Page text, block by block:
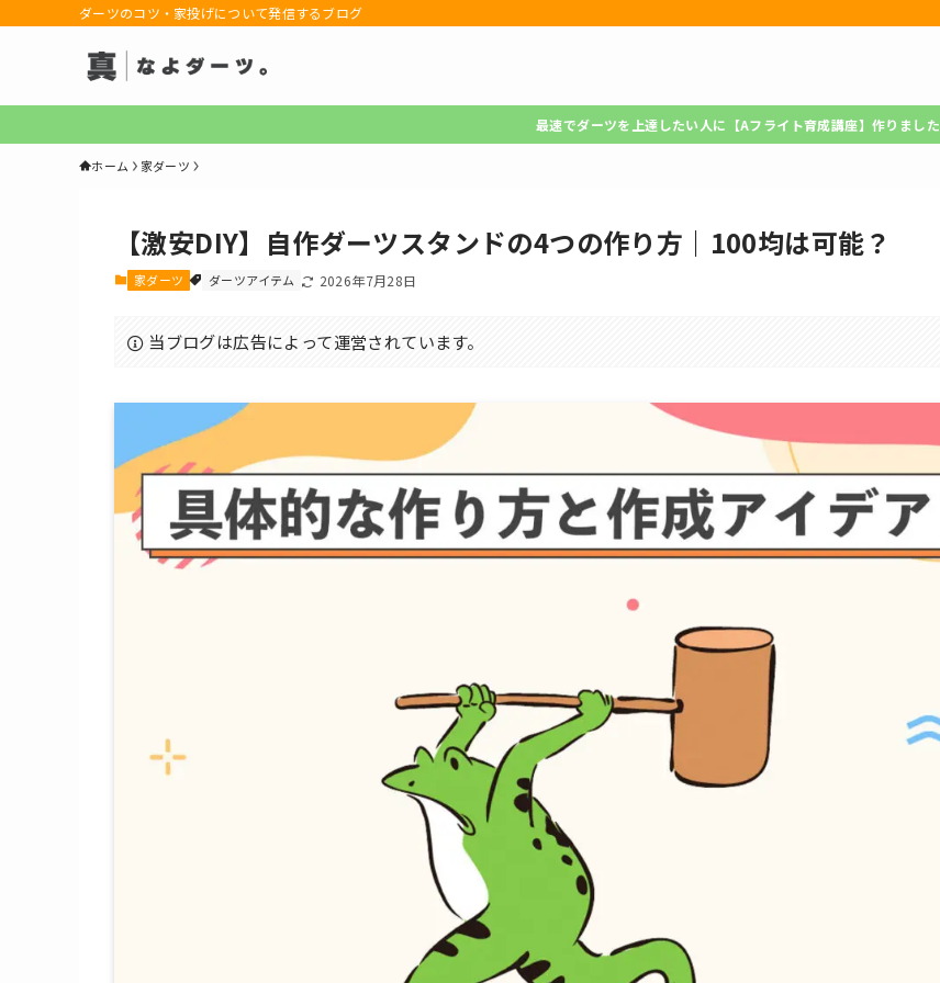
ダーツのコツ・家投げについて発信するブログ
最速でダーツを上達したい人に【Aフライト育成講座】作りました
ホーム 家ダーツ
【激安DIY】自作ダーツスタンドの4つの作り方｜100均は可能？
家ダーツ ダーツアイテム 2026年7月28日
当ブログは広告によって運営されています。